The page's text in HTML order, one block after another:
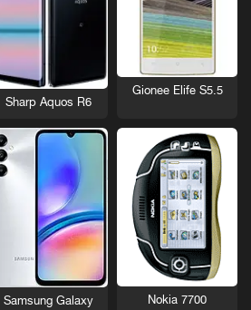
Gionee Elife S5.5
Sharp Aquos R6
Nokia 7700
Samsung Galaxy